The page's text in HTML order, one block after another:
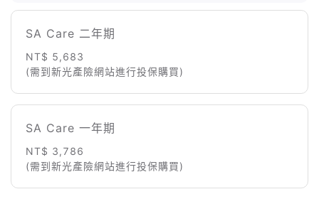
SA Care 二年期
NT$ 5,683
(需到新光產險網站進行投保購買)
SA Care 一年期
NT$ 3,786
(需到新光產險網站進行投保購買)